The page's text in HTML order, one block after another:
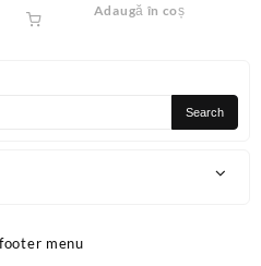
Adaugă în coș
menu